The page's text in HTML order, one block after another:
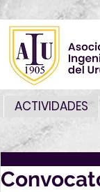
ACTIVIDADES